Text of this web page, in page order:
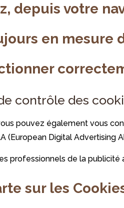
depuis votre
en mesure
contrôle des
pouvez également vous
(European Digital Advertising
professionnels de la publicité
sur les